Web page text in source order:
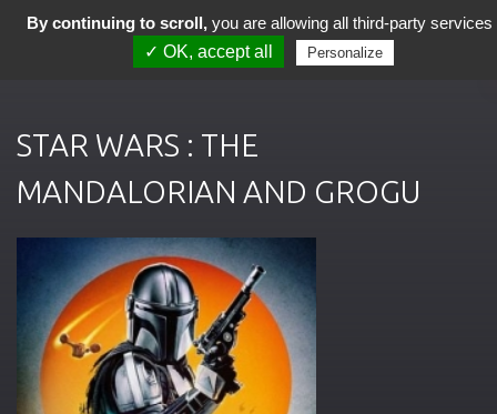
STAR WARS : THE
MANDALORIAN AND GROGU
By continuing to scroll, you are allowing all third-party services
✓ OK, accept all
Personalize